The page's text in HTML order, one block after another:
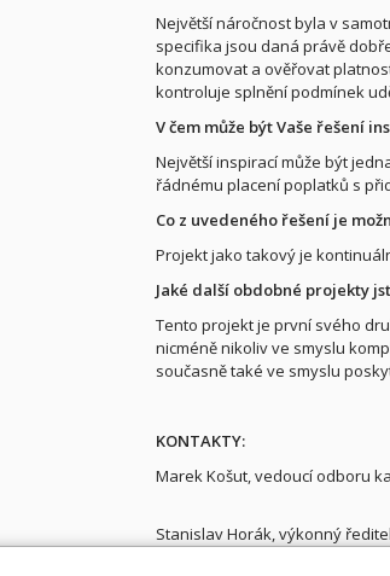
Největší náročnost byla v
specifika jsou daná právě
konzumovat a ověřovat
kontroluje splnění podmínek
V čem může být Vaše řešení
Největší inspirací může být
řádnému placení poplatků s
Co z uvedeného řešení je
Projekt jako takový je
Jaké další obdobné projekty
Tento projekt je první svého
nicméně nikoliv ve smyslu
současně také ve smyslu
KONTAKTY:
Marek Košut, vedoucí odboru
Stanislav Horák, výkonný